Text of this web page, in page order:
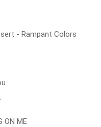
- Rampant Colors
ON ME